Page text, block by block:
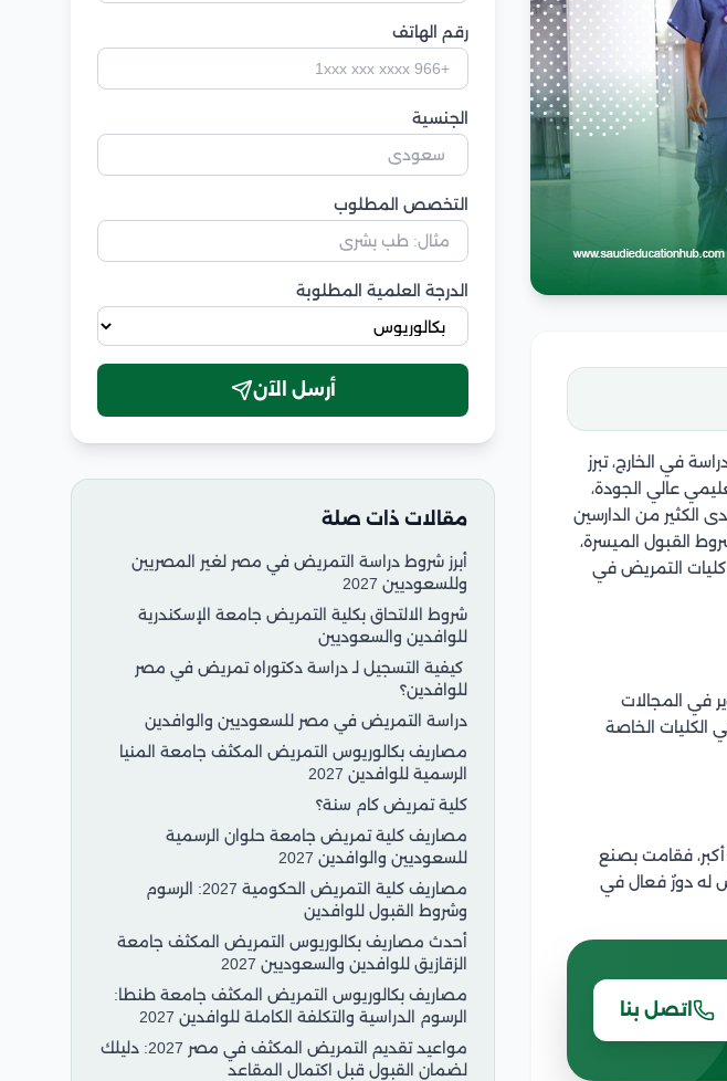
الدراسة في الخارج، تبرز
عالي الجودة،
الكثير من الدارسين
القبول الميسرة،
كليات التمريض في
في المجالات
الكليات الخاصة
فقامت بصنع
له دورٌ فعال في
اتصل بنا
رقم الهاتف
الجنسية
التخصص المطلوب
الدرجة العلمية المطلوبة
أرسل الآن
مقالات ذات صلة
أبرز شروط دراسة التمريض في مصر لغير المصريين
وللسعوديين 2027
شروط الالتحاق بكلية التمريض جامعة الإسكندرية
للوافدين والسعوديين
كيفية التسجيل لـ دراسة دكتوراه تمريض في مصر
للوافدين؟
دراسة التمريض في مصر للسعوديين والوافدين
مصاريف بكالوريوس التمريض المكثف جامعة المنيا
الرسمية للوافدين 2027
كلية تمريض كام سنة؟
مصاريف كلية تمريض جامعة حلوان الرسمية
للسعوديين والوافدين 2027
مصاريف كلية التمريض الحكومية 2027: الرسوم
وشروط القبول للوافدين
أحدث مصاريف بكالوريوس التمريض المكثف جامعة
الزقازيق للوافدين والسعوديين 2027
مصاريف بكالوريوس التمريض المكثف جامعة طنطا:
الرسوم الدراسية والتكلفة الكاملة للوافدين 2027
مواعيد تقديم التمريض المكثف في مصر 2027: دليلك
لضمان القبول قبل اكتمال المقاعد